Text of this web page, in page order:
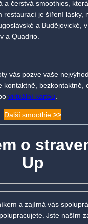
a čerstvá smoothies,
restaurací je šíření lásky,
a Budějovické,
a Quadrio.
vás pozve vaše
kontaktně, bezkontaktně,
virtuální kartou
Další smoothie >>
o
Up
a zajímá vás
Jste naším